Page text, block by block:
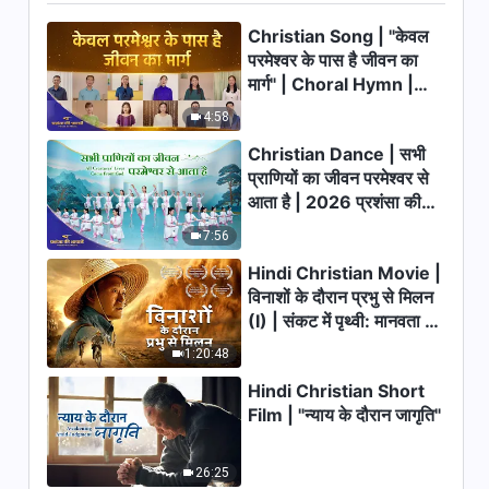
4:32
Video
4:11
Christian Song | परमेश्वर में आस्था
की उक्तियाँ | Music Video (Hindi
Subtitles)
3:34
Chinese Christian Song | सत्य
के लिए तुम्हें सब कुछ त्याग देना चाहिए
(Hindi Subtitles)
5:36
Chinese Christian Song |
परमेश्वर के वचन हैं, कभी न बदलने वाले
सत्य (Hindi Subtitles)
4:26
Christian Song | इंसान को सौभाग्य
के लिये करनी चाहिये परमेश्वर की आराधना
(Hindi Subtitles)
4:58
Christian Song | "केवल
परमेश्वर के पास है जीवन का
मार्ग" | Choral Hymn |
7:56
Christian Dance | सभी
प्राणियों का जीवन परमेश्वर से
आता है | 2026 प्रशंसा की
1:20:48
Hindi Christian Movie |
विनाशों के दौरान प्रभु से मिलन
(I) | संकट में पृथ्वी: मानवता का
26:25
Hindi Christian Short
Film | "न्याय के दौरान जागृति"